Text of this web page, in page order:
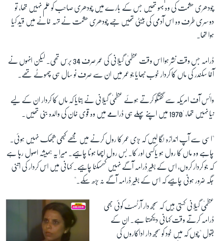
چودھری حشمت کی وہ بہو تھیں جس کے بارے میں چودھری صاحب کو علم نہیں تھا، تو
دوسری طرف وہ اس آدمی کی بیٹی تھیں جسے چودھری حشمت نے تہہ خانے میں قید کیا
ہوا تھا۔
ڈرامہ جس وقت نشر ہوا اس وقت عظمیٰ گیلانی کی عمر صرف 34 برس تھی۔ لیکن انہوں نے
آغا سکندر کی ماں کا کردار خوب نبھایا جو عمر میں ان سے صرف نو سال ہی چھوٹے تھے۔
وائس آف امریکہ سے گفتگو کرتے ہوئے عظمیٰ گیلانی نے بتایا کہ ماں کا کردار ان کے لیے
نیا نہیں تھا، '1970 میں اپنے پہلے ہی ڈرامے میں وہ قوی خان کی والدہ بنی تھیں۔
"اسی سے آپ اندازہ لگا لیں کہ بڑی عمر کا رول کرنے میں مجھے کبھی ججھک نہیں ہوئی۔
چاہے وہ ماں کا رول ہو یاکسی اور کا۔ بس رول اچھا ہونا چاہیے۔ میرا یہ ہمیشہ اصول رہا ہے
کہ جو کردار کروں، اس کے بغیر ڈرامہ آگے نہیں کھسکنا چاہیے۔ کہانی میں اس کردار کی اتنی
جگہ ضرور ہونی چاہیے کہ اس کے بغیر ڈرامہ آگے نہ بڑھ سکے۔"
عظمیٰ گیلانی کہتی ہیں کہ سمجھ دار آرٹسٹ کوئی بھی
ڈرامہ کرتے وقت کہانی دیکھتا ہے۔ ان کے
بقول "چوں کہ میں خود کو سمجھ دار اداکاروں کی